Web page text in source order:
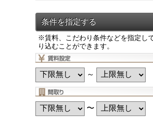
※賃料、こだわり条件などを指定し
り込むことができます。
～
〜